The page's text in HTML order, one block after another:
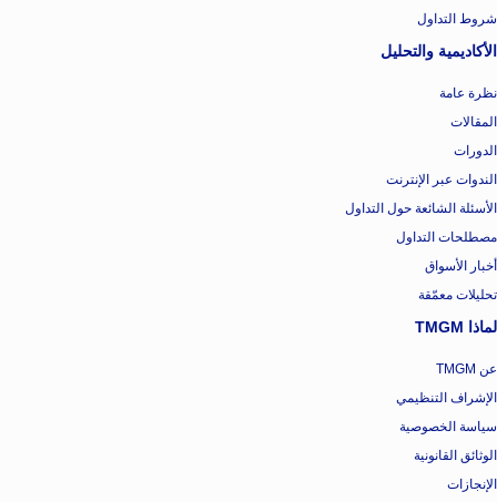
شروط التداول
الأكاديمية والتحليل
نظرة عامة
المقالات
الدورات
الندوات عبر الإنترنت
الأسئلة الشائعة حول التداول
مصطلحات التداول
أخبار الأسواق
تحليلات معمّقة
لماذا TMGM
عن TMGM
الإشراف التنظيمي
سياسة الخصوصية
الوثائق القانونية
الإنجازات